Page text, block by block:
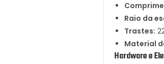
Raio da
Trastes:
Material
Hardware e